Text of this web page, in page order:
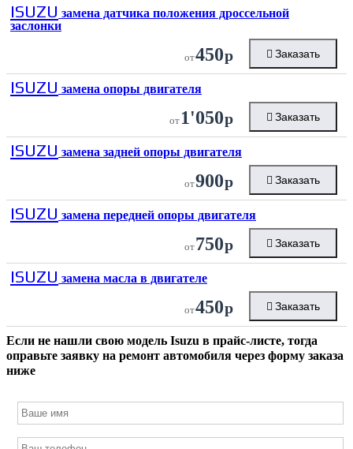
ISUZU замена датчика положения дроссельной
заслонки
от450р Заказать
ISUZU замена опоры двигателя
от 1'050р Заказать
ISUZU замена задней опоры двигателя
от900р Заказать
ISUZU замена передней опоры двигателя
от750р Заказать
ISUZU замена масла в двигателе
от450р Заказать
Если не нашли свою модель Isuzu в прайс-листе, тогда
оправьте заявку на ремонт автомобиля через форму заказа
ниже